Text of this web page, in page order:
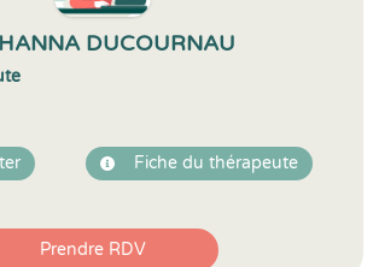
DUCOURNAU
Fiche du thérapeute
Prendre RDV